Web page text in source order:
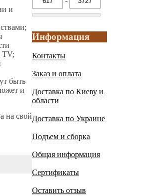
и
TV;
быть
и
на свой
Информация
Контакты
Заказ и оплата
Доставка по Киеву и
области
Доставка по Украине
Подъем и сборка
Общая информация
Сертификаты
Оставить отзыв